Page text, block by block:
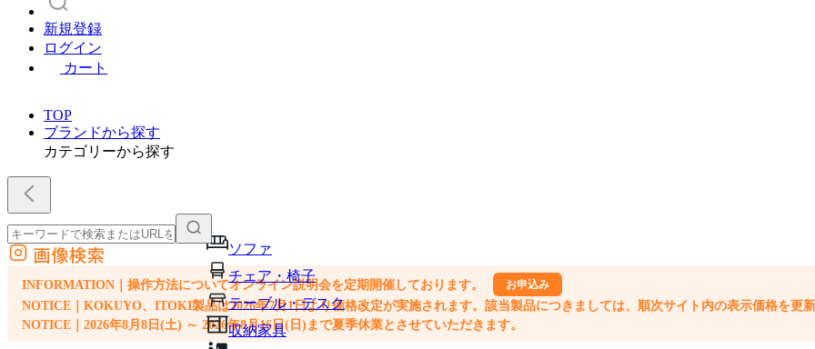
新規登録
ログイン
カート
TOP
ブランドから探す
カテゴリーから探す
ソファ
チェア・椅子
テーブル・デスク
収納家具
外部サイトの商品をカートに追加
他のサイトで見つけた商品ページのURLを貼り付けて、カートに追加できます
画像検索
INFORMATION｜操作方法についてオンライン説明会を定期開催しております。 お申込み
NOTICE｜KOKUYO、ITOKI製品は2026年7月1日より価格改定が実施されます。該当製品につきましては、順次サイト内の表示価格を更新
NOTICE｜2026年8月8日(土) ～ 2026年8月16日(日)まで夏季休業とさせていただきます。